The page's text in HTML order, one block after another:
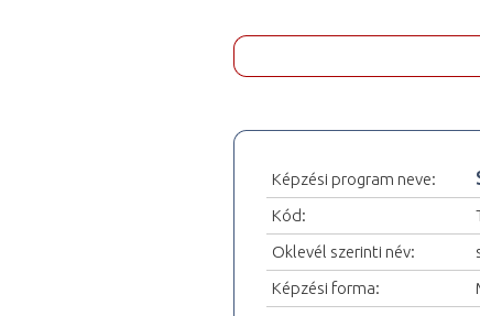
Képzési program neve:
Kód:
Oklevél szerinti név:
Képzési forma: